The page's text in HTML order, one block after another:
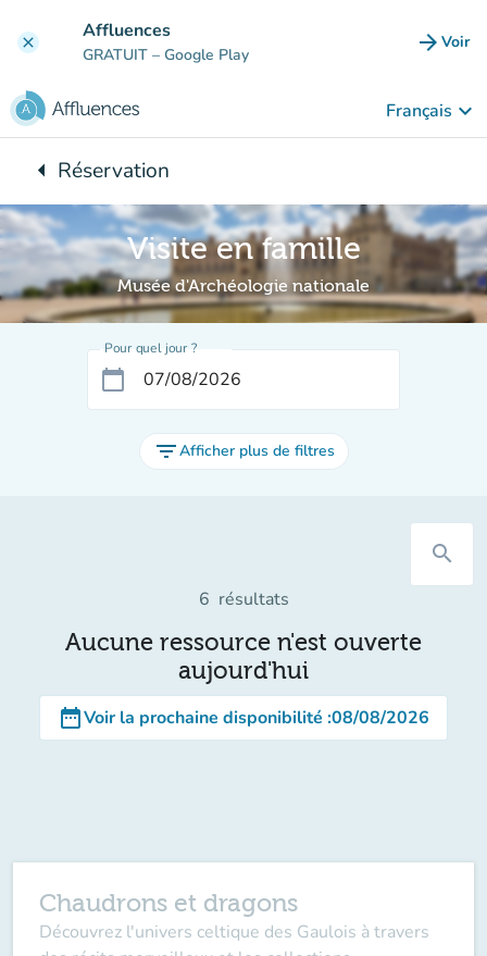
clear Affluences
GRATUIT – Google Play arrow_forward Voir
Français keyboard_arrow_down
arrow_leftRetour à :
Réservation
Visite en famille
Musée d'Archéologie nationale
Pour quel jour ?
calendar_today
filter_listAfficher plus de filtres
search
6 résultats
Aucune ressource n'est ouverte
aujourd'hui
date_rangeVoir la prochaine disponibilité :08/08/2026
Chaudrons et dragons
Découvrez l'univers celtique des Gaulois à travers